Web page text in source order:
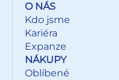
O NÁS
Kdo jsme
Kariéra
Expanze
NÁKUPY
Oblíbené